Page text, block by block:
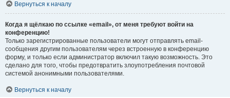
Вернуться к началу
Когда я щёлкаю по ссылке «email», от меня требуют войти на
конференцию!
Только зарегистрированные пользователи могут отправлять email-
сообщения другим пользователям через встроенную в конференцию
форму, и только если администратор включил такую возможность. Это
сделано для того, чтобы предотвратить злоупотребления почтовой
системой анонимными пользователями.
Вернуться к началу